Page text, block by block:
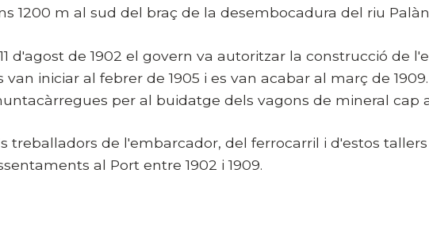
1200 m al sud del braç de la desembocadura del riu
d'agost de 1902 el govern va autoritzar la construcció de
van iniciar al febrer de 1905 i es van acabar al març de
per al buidatge dels vagons de mineral cap
treballadors de l'embarcador, del ferrocarril i d'estos
al Port entre 1902 i 1909.